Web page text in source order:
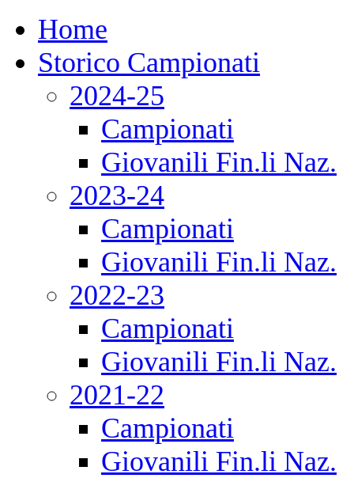
Home
Storico Campionati
2024-25
Campionati
Giovanili Fin.li Naz.
2023-24
Campionati
Giovanili Fin.li Naz.
2022-23
Campionati
Giovanili Fin.li Naz.
2021-22
Campionati
Giovanili Fin.li Naz.